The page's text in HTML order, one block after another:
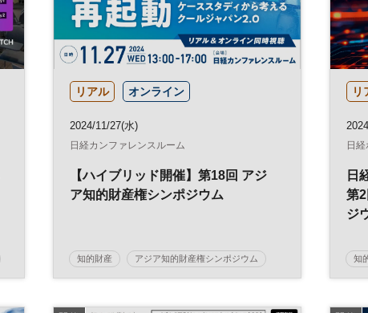
リアル オンライン
2024/11/27(水)
日経カンファレンスルーム
【ハイブリッド開催】第18回 アジ
ア知的財産権シンポジウム
知的財産 アジア知的財産権シンポジウム
リ
日
日
第
ジ
知